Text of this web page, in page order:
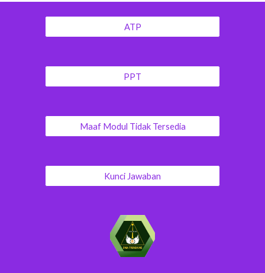
ATP
PPT
Maaf Modul Tidak Tersedia
Kunci Jawaban